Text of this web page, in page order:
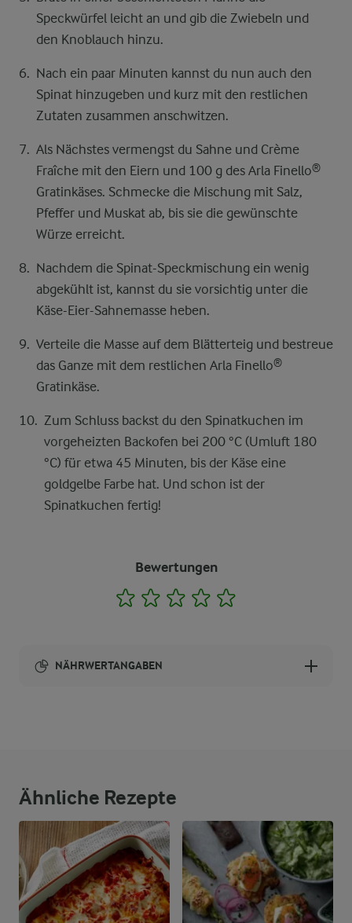
Speckwürfel leicht an und gib die Zwiebeln und
den Knoblauch hinzu.
Nach ein paar Minuten kannst du nun auch den
Spinat hinzugeben und kurz mit den restlichen
Zutaten zusammen anschwitzen.
Als Nächstes vermengst du Sahne und Crème
Fraîche mit den Eiern und 100 g des Arla Finello®
Gratinkäses. Schmecke die Mischung mit Salz,
Pfeffer und Muskat ab, bis sie die gewünschte
Würze erreicht.
Nachdem die Spinat-Speckmischung ein wenig
abgekühlt ist, kannst du sie vorsichtig unter die
Käse-Eier-Sahnemasse heben.
Verteile die Masse auf dem Blätterteig und bestreue
das Ganze mit dem restlichen Arla Finello®
Gratinkäse.
Zum Schluss backst du den Spinatkuchen im
vorgeheizten Backofen bei 200 °C (Umluft 180
°C) für etwa 45 Minuten, bis der Käse eine
goldgelbe Farbe hat. Und schon ist der
Spinatkuchen fertig!
Bewertungen
1 2 3 4
NÄHRWERTANGABEN
Fett
52 g
Kohlenhydrate
33 g
Ähnliche Rezepte